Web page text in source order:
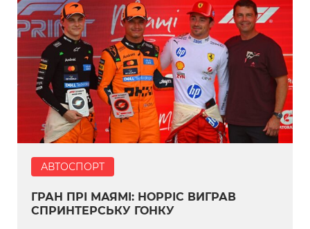
АВТОСПОРТ
ГРАН ПРІ МАЯМІ: НОРРІС ВИГРАВ
СПРИНТЕРСЬКУ ГОНКУ